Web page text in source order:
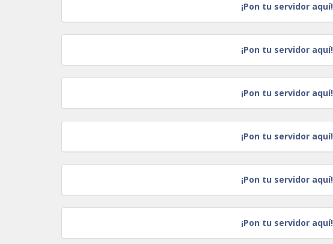
¡Pon tu servidor aquí!
¡Pon tu servidor aquí!
¡Pon tu servidor aquí!
¡Pon tu servidor aquí!
¡Pon tu servidor aquí!
¡Pon tu servidor aquí!